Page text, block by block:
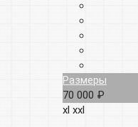
Размеры
70 000 ₽
xl xxl